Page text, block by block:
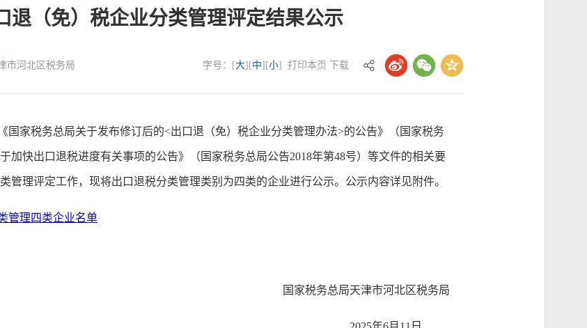
退（免）税企业分类管理评定结果公示
市河北区税务局 字号：[大][中][小] 打印本页 下载
家税务总局关于发布修订后的<出口退（免）税企业分类管理办法>的公告》（国家税务
加快出口退税进度有关事项的公告》（国家税务总局公告2018年第48号）等文件的相关要
管理评定工作，现将出口退税分类管理类别为四类的企业进行公示。公示内容详见附件。
管理四类企业名单
国家税务总局天津市河北区税务局